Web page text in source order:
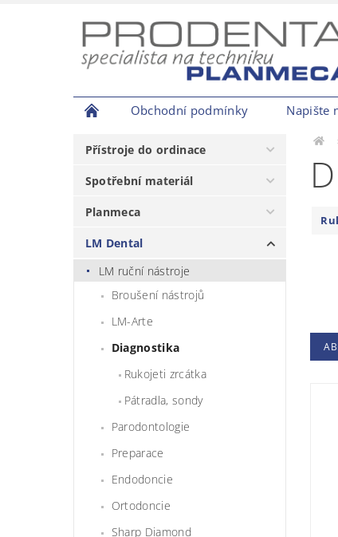
Obchodní podmínky Napište
Přístroje do ordinace
Spotřební materiál
Planmeca
LM Dental
LM ruční nástroje
Broušení nástrojů
LM-Arte
Diagnostika
Rukojeti zrcátka
Pátradla, sondy
Parodontologie
Preparace
Endodoncie
Ortodoncie
Sharp Diamond